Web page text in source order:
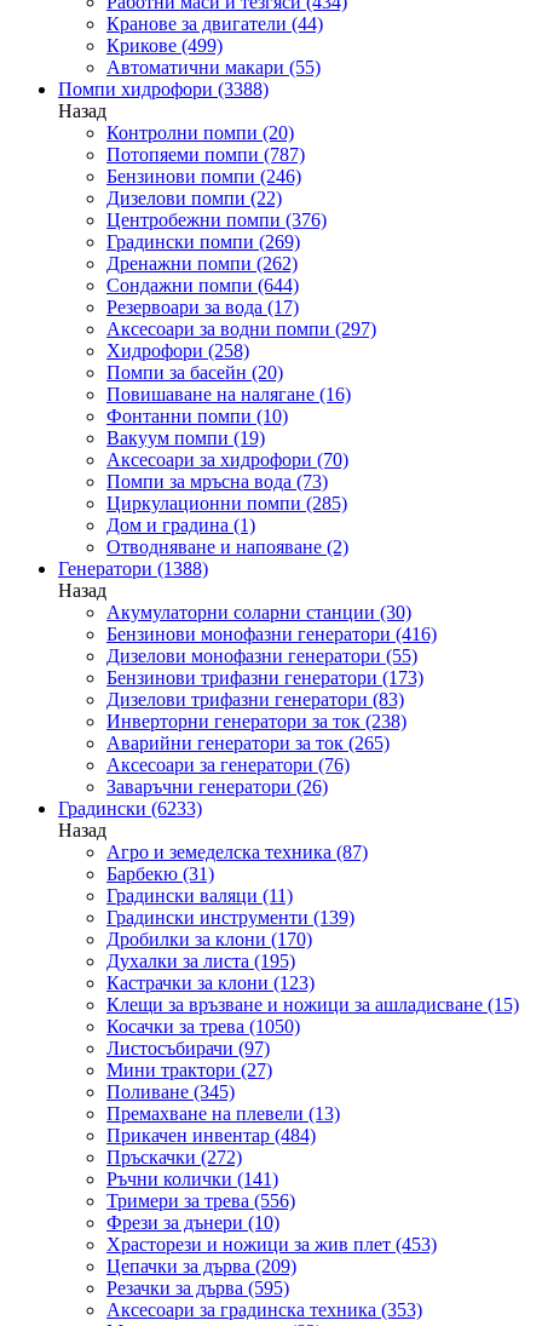
Кранове за двигатели (44)
Крикове (499)
Автоматични макари (55)
Помпи хидрофори (3388)
Назад
Контролни помпи (20)
Потопяеми помпи (787)
Бензинови помпи (246)
Дизелови помпи (22)
Центробежни помпи (376)
Градински помпи (269)
Дренажни помпи (262)
Сондажни помпи (644)
Резервоари за вода (17)
Аксесоари за водни помпи (297)
Хидрофори (258)
Помпи за басейн (20)
Повишаване на налягане (16)
Фонтанни помпи (10)
Вакуум помпи (19)
Аксесоари за хидрофори (70)
Помпи за мръсна вода (73)
Циркулационни помпи (285)
Дом и градина (1)
Отводняване и напояване (2)
Генератори (1388)
Назад
Акумулаторни соларни станции (30)
Бензинови монофазни генератори (416)
Дизелови монофазни генератори (55)
Бензинови трифазни генератори (173)
Дизелови трифазни генератори (83)
Инверторни генератори за ток (238)
Аварийни генератори за ток (265)
Аксесоари за генератори (76)
Заваръчни генератори (26)
Градински (6233)
Назад
Агро и земеделска техника (87)
Барбекю (31)
Градински валяци (11)
Градински инструменти (139)
Дробилки за клони (170)
Духалки за листа (195)
Кастрачки за клони (123)
Клещи за връзване и ножици за ашладисване (15)
Косачки за трева (1050)
Листосъбирачи (97)
Мини трактори (27)
Поливане (345)
Премахване на плевели (13)
Прикачен инвентар (484)
Пръскачки (272)
Ръчни колички (141)
Тримери за трева (556)
Фрези за дънери (10)
Храсторези и ножици за жив плет (453)
Цепачки за дърва (209)
Резачки за дърва (595)
Аксесоари за градинска техника (353)